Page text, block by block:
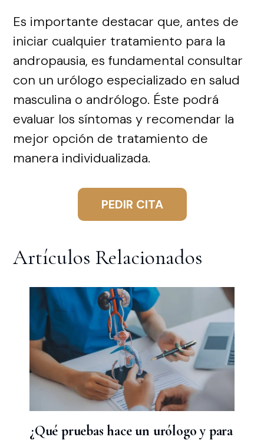
Es importante destacar que, antes de
iniciar cualquier tratamiento para la
andropausia, es fundamental consultar
con un urólogo especializado en salud
masculina o andrólogo. Éste podrá
evaluar los síntomas y recomendar la
mejor opción de tratamiento de
manera individualizada.
PEDIR CITA
Artículos Relacionados
¿Qué pruebas hace un urólogo y para